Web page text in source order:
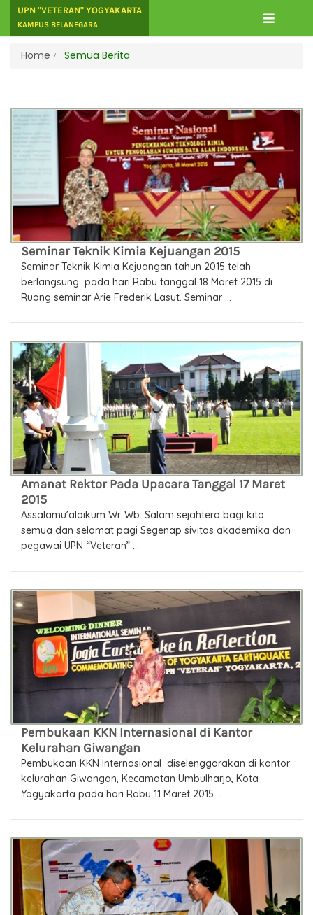
UPN "VETERAN" YOGYAKARTA
KAMPUS BELANEGARA
Home Semua Berita
Seminar Teknik Kimia Kejuangan 2015
Seminar Teknik Kimia Kejuangan tahun 2015 telah
berlangsung pada hari Rabu tanggal 18 Maret 2015 di
Ruang seminar Arie Frederik Lasut. Seminar ...
Amanat Rektor Pada Upacara Tanggal 17 Maret
2015
Assalamu’alaikum Wr. Wb. Salam sejahtera bagi kita
semua dan selamat pagi Segenap sivitas akademika dan
pegawai UPN “Veteran” ...
Pembukaan KKN Internasional di Kantor
Kelurahan Giwangan
Pembukaan KKN Internasional diselenggarakan di kantor
kelurahan Giwangan, Kecamatan Umbulharjo, Kota
Yogyakarta pada hari Rabu 11 Maret 2015. ...